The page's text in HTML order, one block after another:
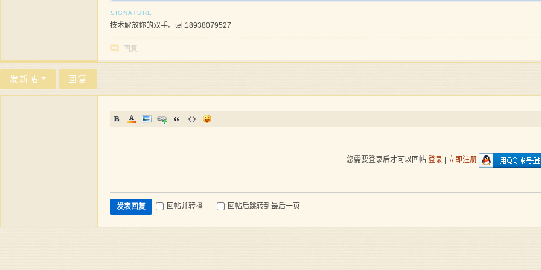
技术解放你的双手。tel:18938079527
回复
发新帖 回复
您需要登录后才可以回帖 登录 立即注册
发表回复 回帖并转播 回帖后跳转到最后一页